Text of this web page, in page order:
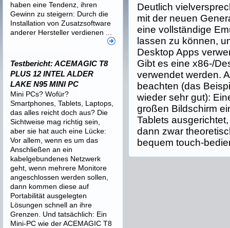
Deutlich
mit der neuen
eine vollständige
lassen zu können,
Desktop Apps
Gibt es eine x86-/
verwendet werden.
beachten (das
wieder sehr gut):
großen Bildschirm
Tablets
dann zwar
bequem touch-
haben eine Tendenz, ihren
Gewinn zu steigern: Durch die
Installation von Zusatzsoftware
anderer Hersteller verdienen ...
Testbericht: ACEMAGIC T8
PLUS 12 INTEL ALDER
LAKE N95 MINI PC
Mini PCs? Wofür?
Smartphones, Tablets, Laptops,
das alles reicht doch aus? Die
Sichtweise mag richtig sein,
aber sie hat auch eine Lücke:
Vor allem, wenn es um das
Anschließen an ein
kabelgebundenes Netzwerk
geht, wenn mehrere Monitore
angeschlossen werden sollen,
dann kommen diese auf
Portabilität ausgelegten
Lösungen schnell an ihre
Grenzen. Und tatsächlich: Ein
Mini-PC wie der ACEMAGIC T8